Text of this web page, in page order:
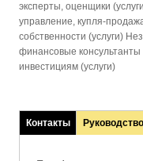
эксперты, оценщики
управление, купля-
собственности (услуги)
финансовые консультанты
инвестициям (услуги)
Контакты
(активная
Руководство